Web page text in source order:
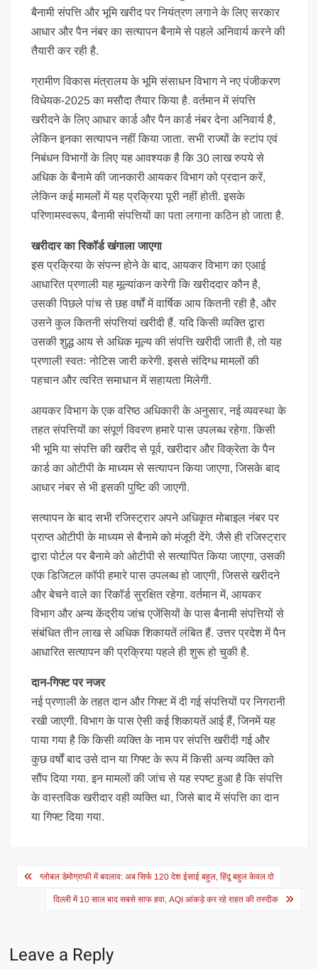
बैनामी संपत्ति और भूमि खरीद पर नियंत्रण लगाने के लिए सरकार
आधार और पैन नंबर का सत्यापन बैनामे से पहले अनिवार्य करने की
तैयारी कर रही है.
ग्रामीण विकास मंत्रालय के भूमि संसाधन विभाग ने नए पंजीकरण
विधेयक-2025 का मसौदा तैयार किया है. वर्तमान में संपत्ति
खरीदने के लिए आधार कार्ड और पैन कार्ड नंबर देना अनिवार्य है,
लेकिन इनका सत्यापन नहीं किया जाता. सभी राज्यों के स्टांप एवं
निबंधन विभागों के लिए यह आवश्यक है कि 30 लाख रुपये से
अधिक के बैनामे की जानकारी आयकर विभाग को प्रदान करें,
लेकिन कई मामलों में यह प्रक्रिया पूरी नहीं होती. इसके
परिणामस्वरूप, बैनामी संपत्तियों का पता लगाना कठिन हो जाता है.
खरीदार का रिकॉर्ड खंगाला जाएगा
इस प्रक्रिया के संपन्न होने के बाद, आयकर विभाग का एआई
आधारित प्रणाली यह मूल्यांकन करेगी कि खरीददार कौन है,
उसकी पिछले पांच से छह वर्षों में वार्षिक आय कितनी रही है, और
उसने कुल कितनी संपत्तियां खरीदी हैं. यदि किसी व्यक्ति द्वारा
उसकी शुद्ध आय से अधिक मूल्य की संपत्ति खरीदी जाती है, तो यह
प्रणाली स्वतः नोटिस जारी करेगी. इससे संदिग्ध मामलों की
पहचान और त्वरित समाधान में सहायता मिलेगी.
आयकर विभाग के एक वरिष्ठ अधिकारी के अनुसार, नई व्यवस्था के
तहत संपत्तियों का संपूर्ण विवरण हमारे पास उपलब्ध रहेगा. किसी
भी भूमि या संपत्ति की खरीद से पूर्व, खरीदार और विक्रेता के पैन
कार्ड का ओटीपी के माध्यम से सत्यापन किया जाएगा, जिसके बाद
आधार नंबर से भी इसकी पुष्टि की जाएगी.
सत्यापन के बाद सभी रजिस्ट्रार अपने अधिकृत मोबाइल नंबर पर
प्राप्त ओटीपी के माध्यम से बैनामे को मंजूरी देंगे. जैसे ही रजिस्ट्रार
द्वारा पोर्टल पर बैनामे को ओटीपी से सत्यापित किया जाएगा, उसकी
एक डिजिटल कॉपी हमारे पास उपलब्ध हो जाएगी, जिससे खरीदने
और बेचने वाले का रिकॉर्ड सुरक्षित रहेगा. वर्तमान में, आयकर
विभाग और अन्य केंद्रीय जांच एजेंसियों के पास बैनामी संपत्तियों से
संबंधित तीन लाख से अधिक शिकायतें लंबित हैं. उत्तर प्रदेश में पैन
आधारित सत्यापन की प्रक्रिया पहले ही शुरू हो चुकी है.
दान-गिफ्ट पर नजर
नई प्रणाली के तहत दान और गिफ्ट में दी गई संपत्तियों पर निगरानी
रखी जाएगी. विभाग के पास ऐसी कई शिकायतें आई हैं, जिनमें यह
पाया गया है कि किसी व्यक्ति के नाम पर संपत्ति खरीदी गई और
कुछ वर्षों बाद उसे दान या गिफ्ट के रूप में किसी अन्य व्यक्ति को
सौंप दिया गया. इन मामलों की जांच से यह स्पष्ट हुआ है कि संपत्ति
के वास्तविक खरीदार वही व्यक्ति था, जिसे बाद में संपत्ति का दान
या गिफ्ट दिया गया.
Post
navigation
ग्लोबल डेमोग्राफी में बदलाव: अब सिर्फ 120 देश ईसाई बहुल, हिंदू बहुल केवल दो
दिल्ली में 10 साल बाद सबसे साफ हवा, AQI आंकड़े कर रहे राहत की तस्दीक
Leave a Reply